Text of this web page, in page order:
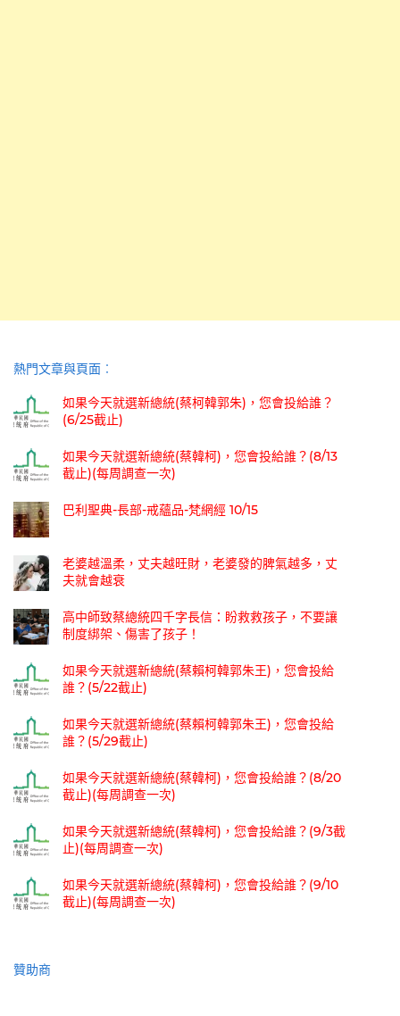
熱門文章與頁面︰
如果今天就選新總統(蔡柯韓郭朱)，您會投給誰？
(6/25截止)
如果今天就選新總統(蔡韓柯)，您會投給誰？(8/13
截止)(每周調查一次)
巴利聖典-長部-戒蘊品-梵網經 10/15
老婆越溫柔，丈夫越旺財，老婆發的脾氣越多，丈
夫就會越衰
高中師致蔡總統四千字長信：盼救救孩子，不要讓
制度綁架、傷害了孩子！
如果今天就選新總統(蔡賴柯韓郭朱王)，您會投給
誰？(5/22截止)
如果今天就選新總統(蔡賴柯韓郭朱王)，您會投給
誰？(5/29截止)
如果今天就選新總統(蔡韓柯)，您會投給誰？(8/20
截止)(每周調查一次)
如果今天就選新總統(蔡韓柯)，您會投給誰？(9/3截
止)(每周調查一次)
如果今天就選新總統(蔡韓柯)，您會投給誰？(9/10
截止)(每周調查一次)
贊助商